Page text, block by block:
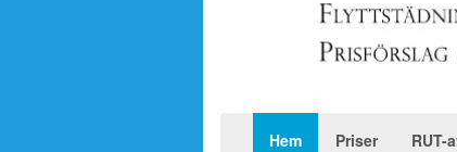
Hem Priser RUT-